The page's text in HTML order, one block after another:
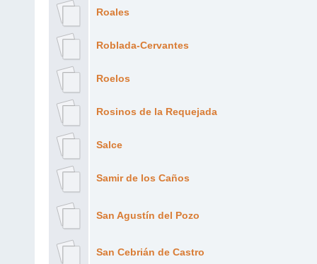
Roales
Roblada-Cervantes
Roelos
Rosinos de la Requejada
Salce
Samir de los Caños
San Agustín del Pozo
San Cebrián de Castro